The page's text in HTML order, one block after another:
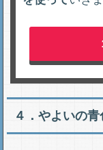
４．やよいの